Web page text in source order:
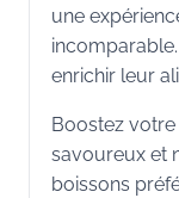
une
enrichir leur
Boostez
savoureux et
boissons